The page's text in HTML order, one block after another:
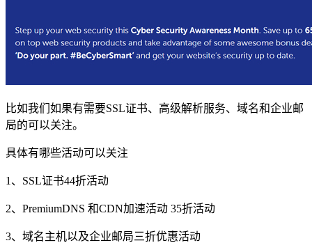
比如我们如果有需要SSL证书、高级解析服务、域名和企业邮
局的可以关注。
具体有哪些活动可以关注
1、SSL证书44折活动
2、PremiumDNS 和CDN加速活动 35折活动
3、域名主机以及企业邮局三折优惠活动